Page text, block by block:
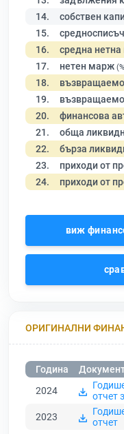
14. собствен
15.
16. средна
17. нетен марж
18.
19.
20. финансова
21. обща
22. бърза
23. приходи от
24. приходи от
виж
ОРИГИНАЛНИ
Година
2024
отчет
2023
отчет